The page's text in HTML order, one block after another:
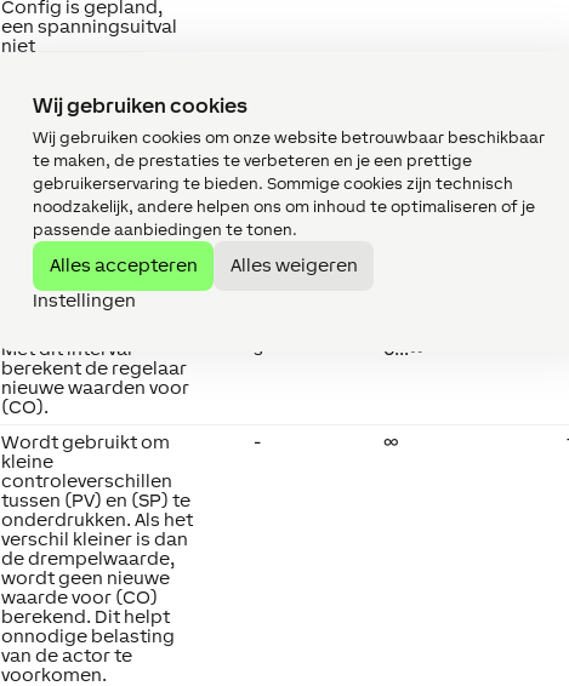
Wij gebruiken cookies
Wij gebruiken cookies om onze website betrouwbaar beschikbaar
te maken, de prestaties te verbeteren en je een prettige
gebruikerservaring te bieden. Sommige cookies zijn technisch
noodzakelijk, andere helpen ons om inhoud te optimaliseren of je
passende aanbiedingen te tonen.
Alles accepteren
Alles weigeren
Instellingen
Config is gepland,
een spanningsuitval
niet
- Bij het
activeren/deactiveren
van een
alarmsysteem (max.
elke 10s)
De gegevens worden
opgeslagen op de
SD-kaart.
Setpoint van de
gecontroleerde
variabele.
-
Met dit interval
berekent de regelaar
nieuwe waarden voor
(CO).
s 0...∞
Wordt gebruikt om
kleine
controleverschillen
tussen (PV) en (SP) te
onderdrukken. Als het
verschil kleiner is dan
de drempelwaarde,
wordt geen nieuwe
waarde voor (CO)
berekend. Dit helpt
onnodige belasting
van de actor te
voorkomen.
- ∞